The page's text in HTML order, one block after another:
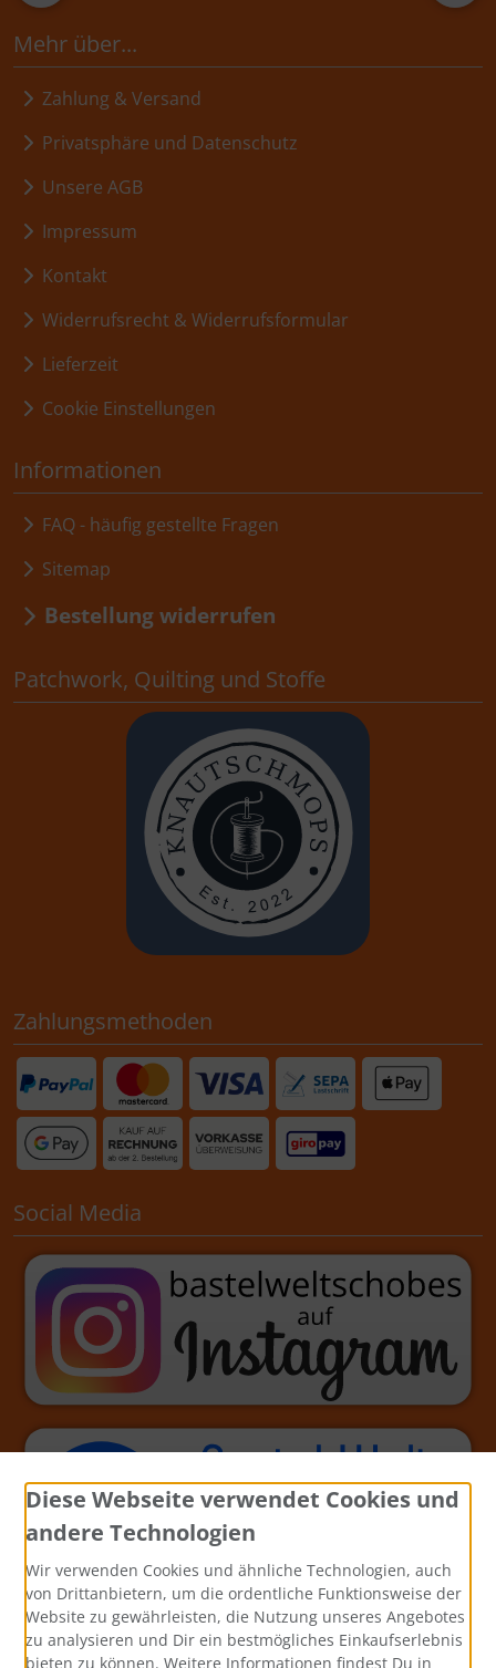
Mehr über...
Zahlung & Versand
Privatsphäre und Datenschutz
Unsere AGB
Impressum
Kontakt
Widerrufsrecht & Widerrufsformular
Lieferzeit
Cookie Einstellungen
Informationen
FAQ - häufig gestellte Fragen
Sitemap
Bestellung widerrufen
Patchwork, Quilting und Stoffe
Zahlungsmethoden
Social Media
Diese Webseite verwendet Cookies und
andere Technologien
Wir verwenden Cookies und ähnliche Technologien, auch
von Drittanbietern, um die ordentliche Funktionsweise der
Website zu gewährleisten, die Nutzung unseres Angebotes
zu analysieren und Dir ein bestmögliches Einkaufserlebnis
bieten zu können. Weitere Informationen findest Du in